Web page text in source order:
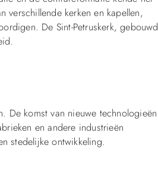
verschillende kerken en kapellen,
De Sint-Petruskerk, gebouwd
De komst van nieuwe technologieën
en andere industrieën
stedelijke ontwikkeling.